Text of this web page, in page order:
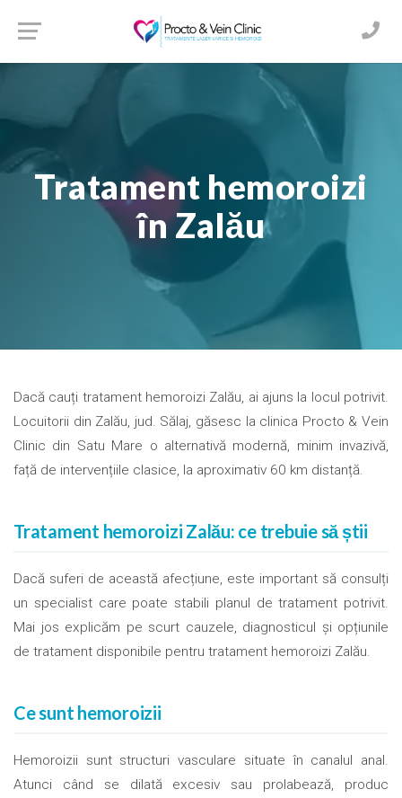
Tratament hemoroizi
în Zalău
Dacă cauți tratament hemoroizi Zalău, ai ajuns la locul potrivit.
Locuitorii din Zalău, jud. Sălaj, găsesc la clinica Procto & Vein
Clinic din Satu Mare o alternativă modernă, minim invazivă,
față de intervențiile clasice, la aproximativ 60 km distanță.
Tratament hemoroizi Zalău: ce trebuie să știi
Dacă suferi de această afecțiune, este important să consulți
un specialist care poate stabili planul de tratament potrivit.
Mai jos explicăm pe scurt cauzele, diagnosticul și opțiunile
de tratament disponibile pentru tratament hemoroizi Zalău.
Ce sunt hemoroizii
Hemoroizii sunt structuri vasculare situate în canalul anal.
Atunci când se dilată excesiv sau prolabează, produc